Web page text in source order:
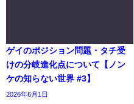
ゲイのポジション問題・タチ受
けの分岐進化点について【ノン
ケの知らない世界 #3】
2026年6月1日